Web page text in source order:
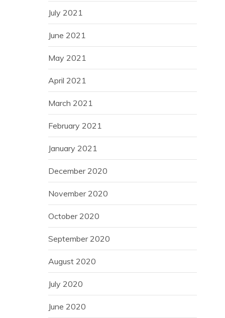
July 2021
June 2021
May 2021
April 2021
March 2021
February 2021
January 2021
December 2020
November 2020
October 2020
September 2020
August 2020
July 2020
June 2020